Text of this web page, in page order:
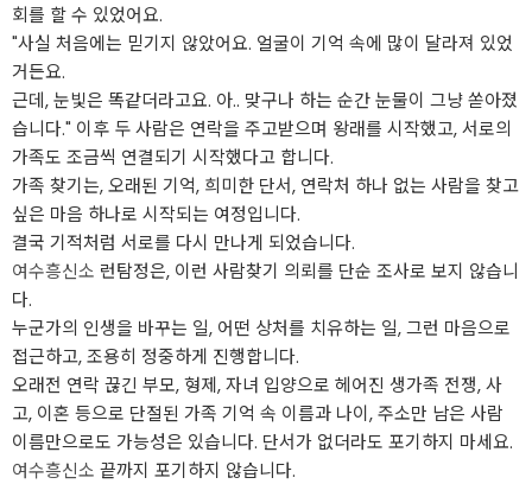
회를 할 수 있었어요.
"사실 처음에는 믿기지 않았어요. 얼굴이 기억 속에 많이 달라져 있었
거든요.
근데, 눈빛은 똑같더라고요. 아.. 맞구나 하는 순간 눈물이 그냥 쏟아졌
습니다." 이후 두 사람은 연락을 주고받으며 왕래를 시작했고, 서로의
가족도 조금씩 연결되기 시작했다고 합니다.
가족 찾기는, 오래된 기억, 희미한 단서, 연락처 하나 없는 사람을 찾고
싶은 마음 하나로 시작되는 여정입니다.
결국 기적처럼 서로를 다시 만나게 되었습니다.
여수흥신소 런탐정은, 이런 사람찾기 의뢰를 단순 조사로 보지 않습니
다.
누군가의 인생을 바꾸는 일, 어떤 상처를 치유하는 일, 그런 마음으로
접근하고, 조용히 정중하게 진행합니다.
오래전 연락 끊긴 부모, 형제, 자녀 입양으로 헤어진 생가족 전쟁, 사
고, 이혼 등으로 단절된 가족 기억 속 이름과 나이, 주소만 남은 사람
이름만으로도 가능성은 있습니다. 단서가 없더라도 포기하지 마세요.
여수흥신소 끝까지 포기하지 않습니다.